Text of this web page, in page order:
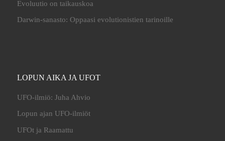
Evoluutio on taikauskoa
Darwin-sanasto: Oppaasi evolutionistien tarinoille
LOPUN AIKA JA UFOT
UFO-ilmiö: Juha Ahvio
Lopun ajan UFO-ilmiöt
UFOt ja Raamattu